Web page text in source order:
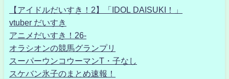
【アイドルだいすき！2】「IDOL DAISUKI！」
vtuber だいすき
アニメだいすき！26-
オラシオンの競馬グランプリ
スーパーウンコウーマンT・子なし
スケバン氷子のまとめ速報！